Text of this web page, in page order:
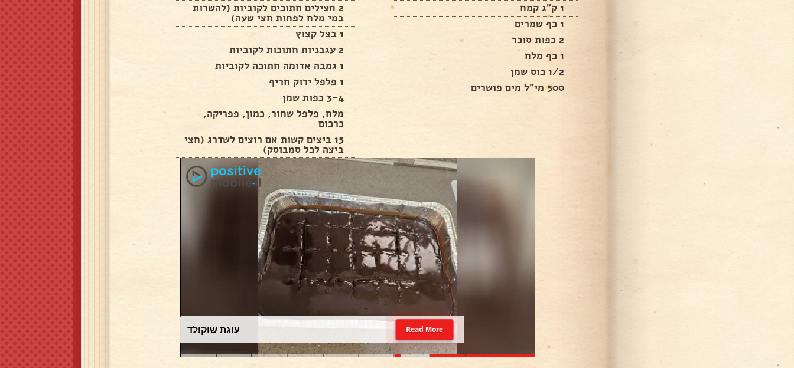
1 ק"ג קמח
1 כף שמרים
2 כפות סוכר
1 כף מלח
1/2 כוס שמן
500 מי"ל מים פושרים
2 חצילים חתוכים לקוביות (להשרות
במי מלח לפחות חצי שעה)
1 בצל קצוץ
2 עגבניות חתוכות לקוביות
1 גמבה אדומה חתוכה לקוביות
1 פלפל ירוק חריף
3-4 כפות שמן
מלח, פלפל שחור, כמון, פפריקה,
כרכום
15 ביצים קשות אם רוצים לשדרג (חצי
ביצה לכל סמבוסק)
עוגת שוקולד Read More